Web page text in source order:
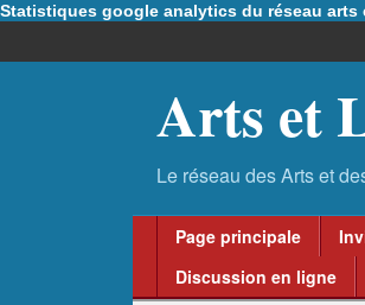
Statistiques google analytics du réseau arts
Arts et
Page principale
Discussion en ligne